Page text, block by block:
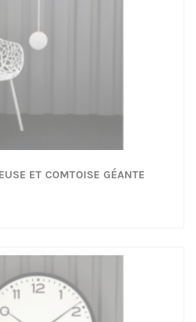
ET COMTOISE GÉANTE